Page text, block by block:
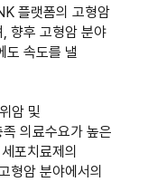
플랫폼의 고형암
향후 고형암 분야
도 속도를 낼
암 및
의료수요가 높은
포치료제의
형암 분야에서의